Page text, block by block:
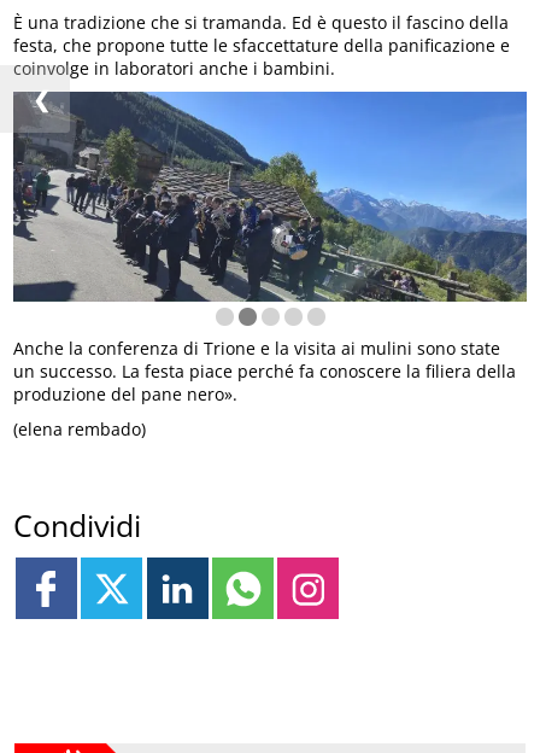
È una tradizione che si tramanda. Ed è questo il fascino della
festa, che propone tutte le sfaccettature della panificazione e
coinvolge in laboratori anche i bambini.
❮
Anche la conferenza di Trione e la visita ai mulini sono state
un successo. La festa piace perché fa conoscere la filiera della
produzione del pane nero».
(elena rembado)
Condividi